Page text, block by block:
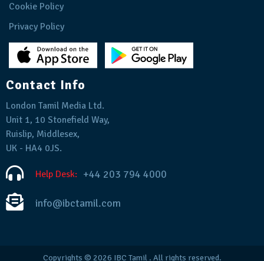
Cookie Policy
Privacy Policy
Contact Info
London Tamil Media Ltd.
Unit 1, 10 Stonefield Way,
Ruislip, Middlesex,
UK - HA4 0JS.
Help Desk: +44 203 794 4000
info@ibctamil.com
Copyrights © 2026 IBC Tamil. All rights reserved.